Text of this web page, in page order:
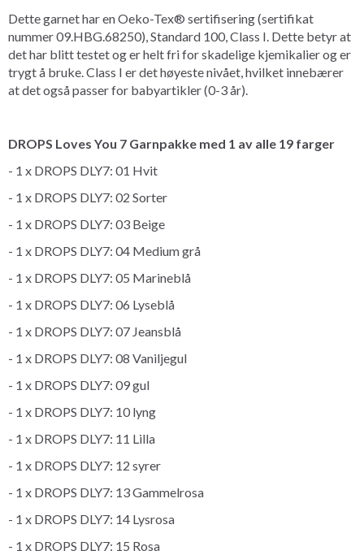
Dette garnet har en Oeko-Tex® sertifisering (sertifikat
nummer 09.HBG.68250), Standard 100, Class I. Dette betyr at
det har blitt testet og er helt fri for skadelige kjemikalier og er
trygt å bruke. Class I er det høyeste nivået, hvilket innebærer
at det også passer for babyartikler (0-3 år).
DROPS Loves You 7 Garnpakke med 1 av alle 19 farger
- 1 x DROPS DLY7: 01 Hvit
- 1 x DROPS DLY7: 02 Sorter
- 1 x DROPS DLY7: 03 Beige
- 1 x DROPS DLY7: 04 Medium grå
- 1 x DROPS DLY7: 05 Marineblå
- 1 x DROPS DLY7: 06 Lyseblå
- 1 x DROPS DLY7: 07 Jeansblå
- 1 x DROPS DLY7: 08 Vaniljegul
- 1 x DROPS DLY7: 09 gul
- 1 x DROPS DLY7: 10 lyng
- 1 x DROPS DLY7: 11 Lilla
- 1 x DROPS DLY7: 12 syrer
- 1 x DROPS DLY7: 13 Gammelrosa
- 1 x DROPS DLY7: 14 Lysrosa
- 1 x DROPS DLY7: 15 Rosa